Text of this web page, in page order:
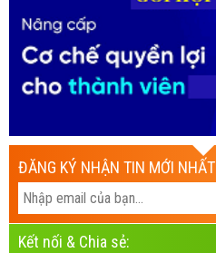
ĐĂNG KÝ NHẬN TIN MỚI NHẤT
Kết nối & Chia sẻ: